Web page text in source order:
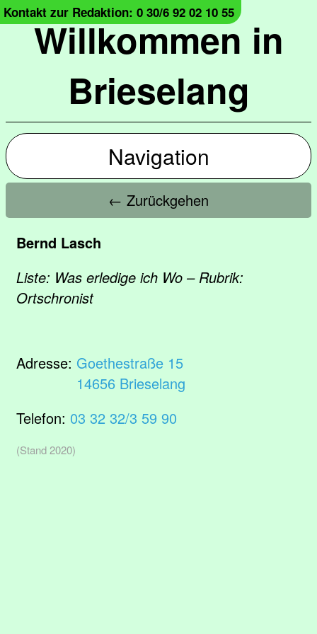
Willkommen in
Brieselang
Kontakt zur Redaktion: 0 30/6 92 02 10 55
Navigation
← Zurückgehen
Bernd Lasch
Liste: Was erledige ich Wo – Rubrik:
Ortschronist
Adresse: Goethestraße 15
14656 Brieselang
Telefon: 03 32 32/3 59 90
(Stand 2020)